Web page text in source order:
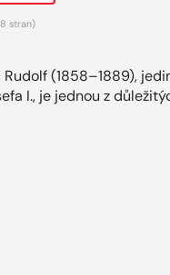
stran)
Rudolf (1858–1889),
I., je jednou z